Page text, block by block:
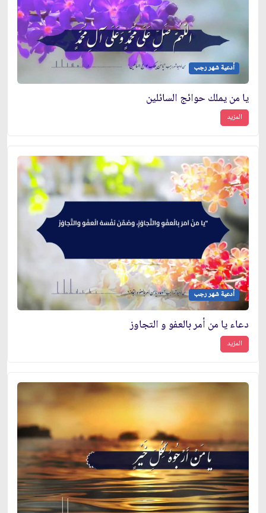
أدعية شهر رجب
يا من يملك حوائج السائلين
المزيد
أدعية شهر رجب
دعاء يا من أمر بالعفو و التجاوز
المزيد